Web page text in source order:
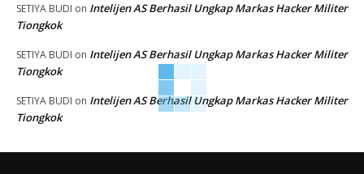
SETIYA BUDI on Intelijen AS Berhasil Ungkap Markas Hacker Militer
Tiongkok
SETIYA BUDI on Intelijen AS Berhasil Ungkap Markas Hacker Militer
Tiongkok
SETIYA BUDI on Intelijen AS Berhasil Ungkap Markas Hacker Militer
Tiongkok